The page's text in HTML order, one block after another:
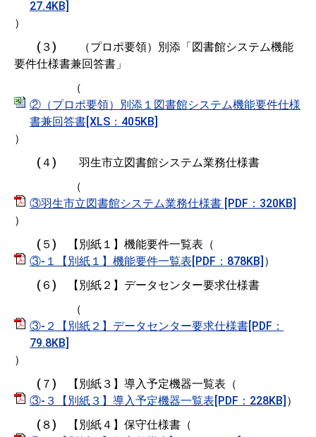
27.4KB]
）
(３) （プロポ要領）別添「図書館システム機能
要件仕様書兼回答書」
（
②（プロポ要領）別添１図書館システム機能要件仕様
書兼回答書[XLS：405KB]
）
(４) 羽生市立図書館システム業務仕様書
（
③羽生市立図書館システム業務仕様書 [PDF：320KB]
）
(５) 【別紙１】機能要件一覧表（
③-１【別紙１】機能要件一覧表[PDF：878KB] ）
(６) 【別紙２】データセンター要求仕様書
（
③-２【別紙２】データセンター要求仕様書[PDF：
79.8KB]
）
(７) 【別紙３】導入予定機器一覧表（
③-３【別紙３】導入予定機器一覧表[PDF：228KB] ）
(８) 【別紙４】保守仕様書（